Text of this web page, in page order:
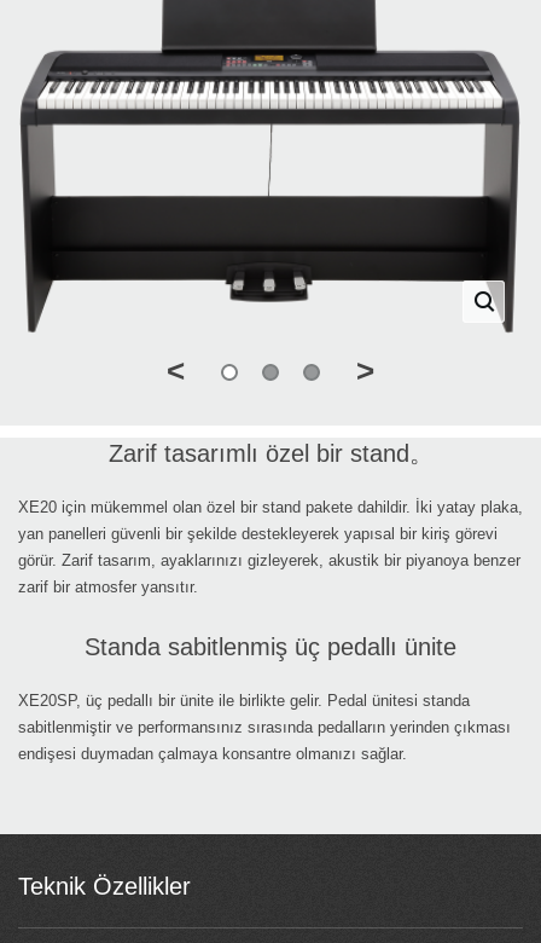
< >
Zarif tasarımlı özel bir stand。
XE20 için mükemmel olan özel bir stand pakete dahildir. İki yatay plaka,
yan panelleri güvenli bir şekilde destekleyerek yapısal bir kiriş görevi
görür. Zarif tasarım, ayaklarınızı gizleyerek, akustik bir piyanoya benzer
zarif bir atmosfer yansıtır.
Standa sabitlenmiş üç pedallı ünite
XE20SP, üç pedallı bir ünite ile birlikte gelir. Pedal ünitesi standa
sabitlenmiştir ve performansınız sırasında pedalların yerinden çıkması
endişesi duymadan çalmaya konsantre olmanızı sağlar.
Teknik Özellikler